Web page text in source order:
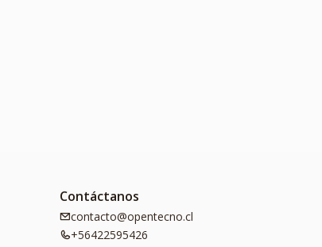
Contáctanos
contacto@opentecno.cl
+56422595426